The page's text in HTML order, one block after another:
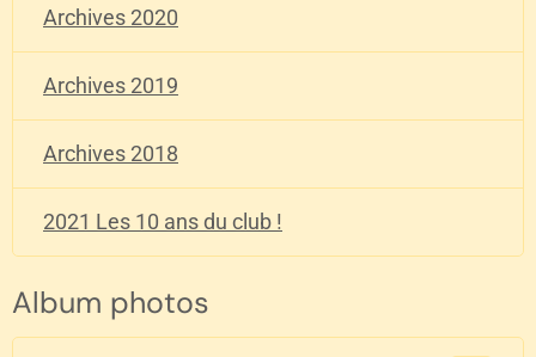
Archives 2020
Archives 2019
Archives 2018
2021 Les 10 ans du club !
Album photos